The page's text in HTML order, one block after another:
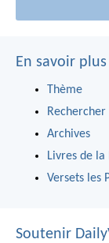
En savoir plus
Thème
Rechercher
Archives
Livres de la
Versets les
Soutenir